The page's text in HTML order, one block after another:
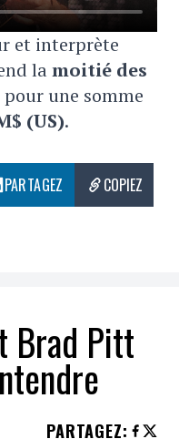
et interprète
lamoitié des
pour une somme
(US).
PARTAGEZ COPIEZ
Brad Pitt
PARTAGEZ: